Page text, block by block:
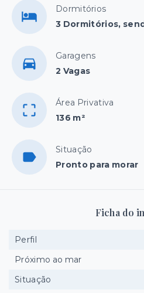
Dormitórios
3 Dormitórios,
Garagens
2 Vagas
Área Privativa
136 m²
Situação
Pronto para morar
Ficha do
Perfil
Próximo ao mar
Situação